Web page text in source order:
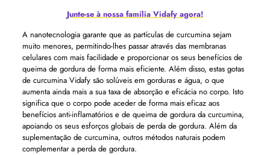
Junte-se à nossa família Vidafy agora!
A nanotecnologia garante que as partículas de curcumina sejam
muito menores, permitindo-lhes passar através das membranas
celulares com mais facilidade e proporcionar os seus benefícios de
queima de gordura de forma mais eficiente. Além disso, estas gotas
de curcumina Vidafy são solúveis em gorduras e água, o que
aumenta ainda mais a sua taxa de absorção e eficácia no corpo. Isto
significa que o corpo pode aceder de forma mais eficaz aos
benefícios anti-inflamatórios e de queima de gordura da curcumina,
apoiando os seus esforços globais de perda de gordura. Além da
suplementação de curcumina, outros métodos naturais podem
complementar a perda de gordura.